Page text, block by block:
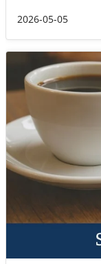
nordiska
2026-05-05